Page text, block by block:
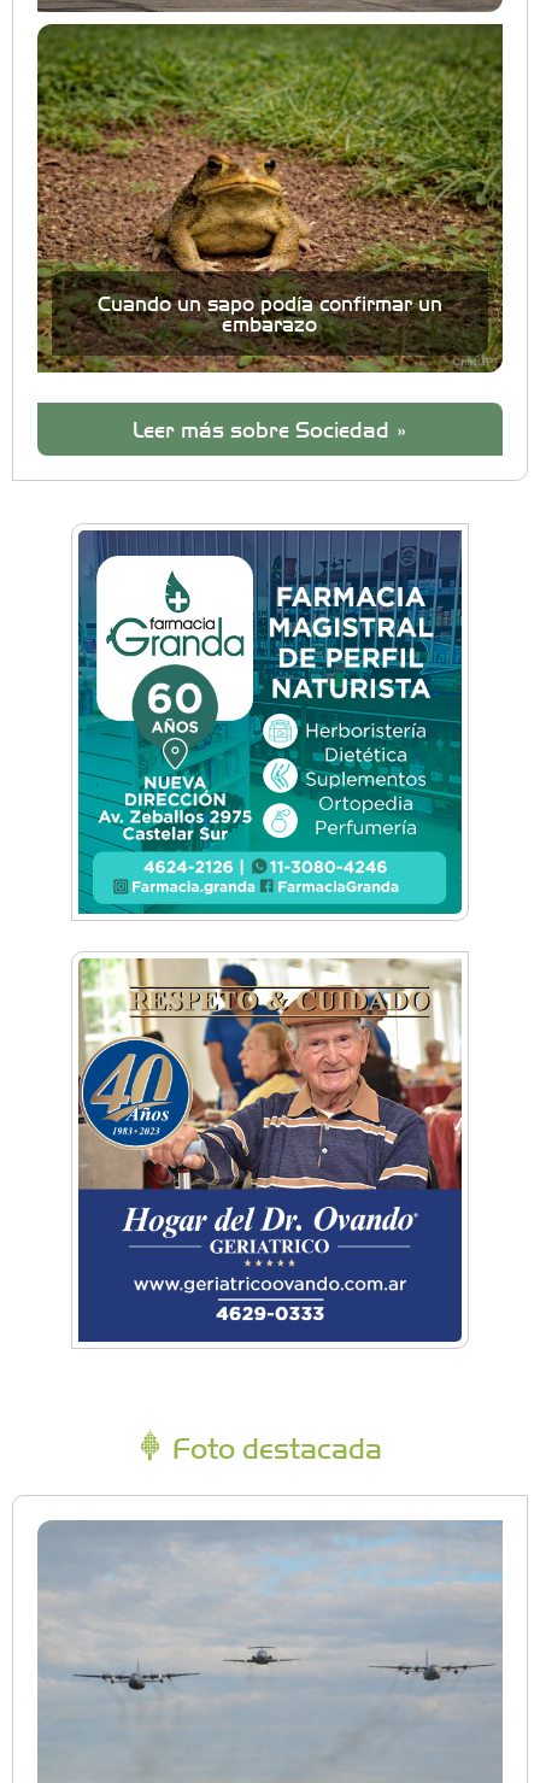
Cuando un sapo podía confirmar un
embarazo
Leer más sobre Sociedad »
Foto destacada